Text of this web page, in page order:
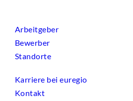
Arbeitgeber
Bewerber
Standorte
Karriere bei euregio
Kontakt